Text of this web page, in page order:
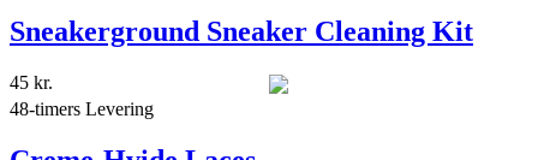
Sneakerground Sneaker Cleaning Kit
45 kr.
48-timers Levering